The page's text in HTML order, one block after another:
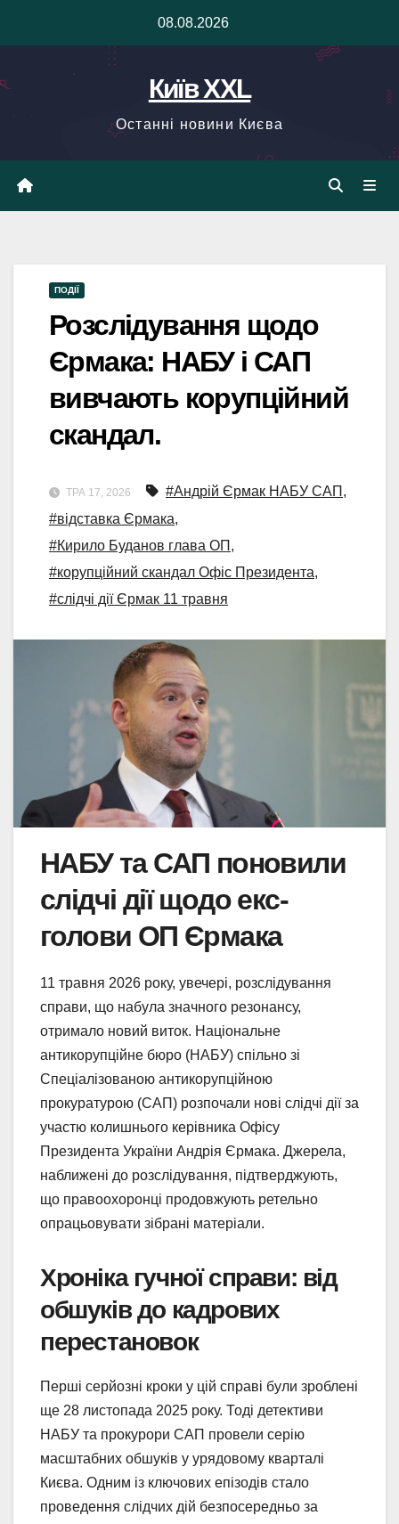
08.08.2026
Київ XXL
Останні новини Києва
ПОДІЇ
Розслідування щодо
Єрмака: НАБУ і САП
вивчають корупційний
скандал.
ТРА 17, 2026 #Андрій Єрмак НАБУ САП ,
#відставка Єрмака,
#Кирило Буданов глава ОП ,
#корупційний скандал Офіс Президента,
#слідчі дії Єрмак 11 травня
НАБУ та САП поновили
слідчі дії щодо екс-
голови ОП Єрмака
11 травня 2026 року, увечері, розслідування
справи, що набула значного резонансу,
отримало новий виток. Національне
антикорупційне бюро (НАБУ) спільно зі
Спеціалізованою антикорупційною
прокуратурою (САП) розпочали нові слідчі дії за
участю колишнього керівника Офісу
Президента України Андрія Єрмака. Джерела,
наближені до розслідування, підтверджують,
що правоохоронці продовжують ретельно
опрацьовувати зібрані матеріали.
Хроніка гучної справи: від
обшуків до кадрових
перестановок
Перші серйозні кроки у цій справі були зроблені
ще 28 листопада 2025 року. Тоді детективи
НАБУ та прокурори САП провели серію
масштабних обшуків у урядовому кварталі
Києва. Одним із ключових епізодів стало
проведення слідчих дій безпосередньо за